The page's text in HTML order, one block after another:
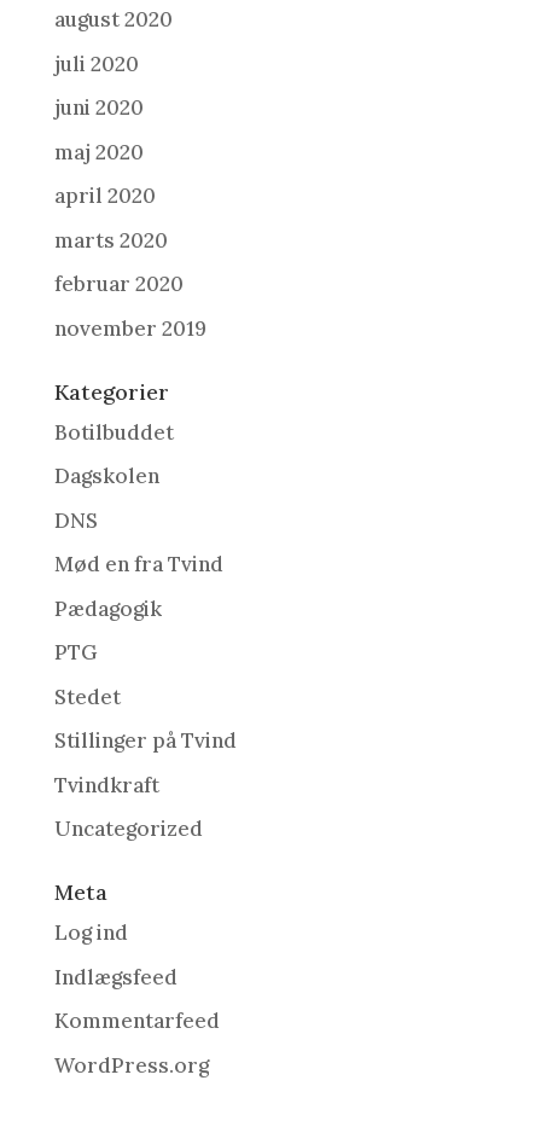
august 2020
juli 2020
juni 2020
maj 2020
april 2020
marts 2020
februar 2020
november 2019
Kategorier
Botilbuddet
Dagskolen
DNS
Mød en fra Tvind
Pædagogik
PTG
Stedet
Stillinger på Tvind
Tvindkraft
Uncategorized
Meta
Log ind
Indlægsfeed
Kommentarfeed
WordPress.org